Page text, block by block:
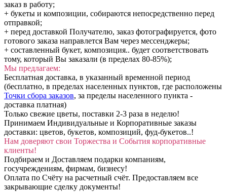
заказ в работу;
+ букеты и композиции, собираются непосредственно перед
отправкой;
+ перед доставкой Получателю, заказ фотографируется, фото
готового заказа направлется Вам через мессенджеры;
+ составленный букет, композиция.. будет соответствовать
тому, который Вы заказали (в пределах 80-85%);
Мы предлагаем:
Бесплатная доставка, в указанный временной период
(бесплатно, в пределах населенных пунктов, где расположены
Точки сбора заказов, за пределы населенного пункта -
доставка платная)
Только свежие цветы, поставки 2-3 раза в неделю!
Принимаем Индивидуальные и Корпоративные заказы
доставки: цветов, букетов, композиций, фуд-букетов..!
Нам доверяют свои Торжества и События корпоративные
клиенты!
Подбираем и Доставляем подарки компаниям,
госучреждениям, фирмам, бизнесу!
Оплата по Счёту на расчетный счёт. Предоставляем все
закрывающие сделку документы!